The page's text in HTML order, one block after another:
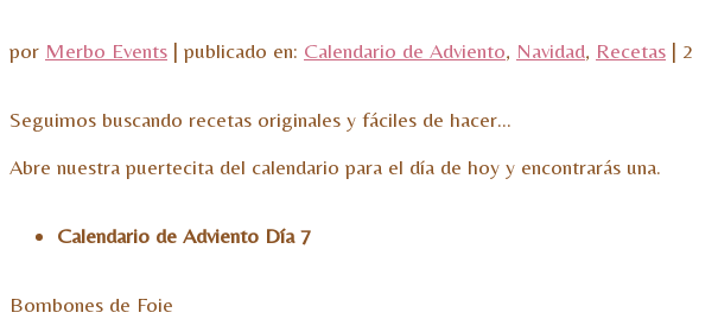
por Merbo Events | publicado en: Calendario de Adviento, Navidad, Recetas | 2
Seguimos buscando recetas originales y fáciles de hacer…
Abre nuestra puertecita del calendario para el día de hoy y encontrarás una.
Calendario de Adviento Día 7
Bombones de Foie